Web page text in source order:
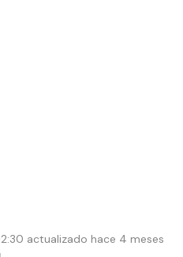
actualizado hace 4 meses